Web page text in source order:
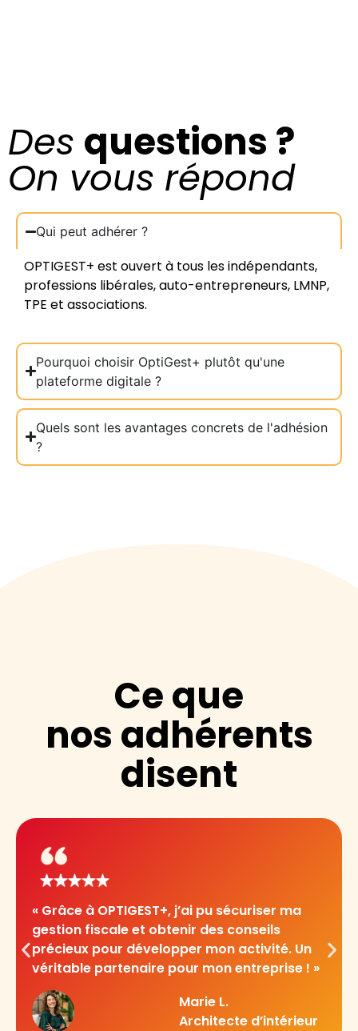
Des questions ?
On vous répond
Qui peut adhérer ?
OPTIGEST+ est ouvert à tous les indépendants,
professions libérales, auto-entrepreneurs, LMNP,
TPE et associations.
Pourquoi choisir OptiGest+ plutôt qu'une
plateforme digitale ?
Quels sont les avantages concrets de l'adhésion
?
Ce que
nos adhérents
disent
« Grâce à OPTIGEST+, j’ai pu sécuriser ma
gestion fiscale et obtenir des conseils
précieux pour développer mon activité. Un
véritable partenaire pour mon entreprise ! »
Marie L.
Architecte d’intérieur